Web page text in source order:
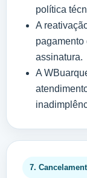
política
A
pagamento
assinatura.
A
7.